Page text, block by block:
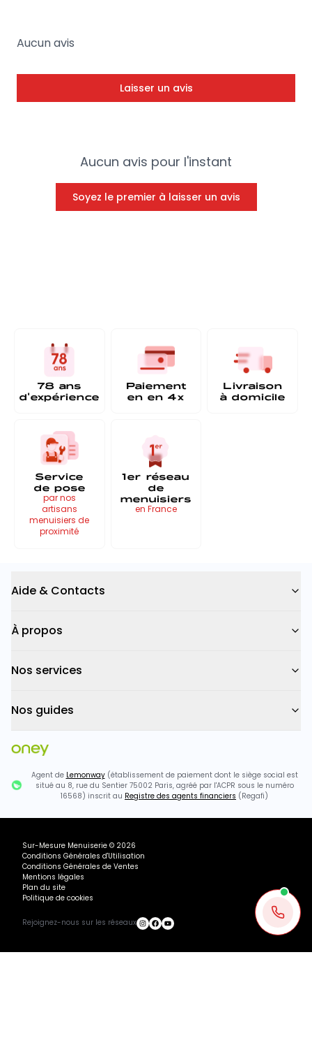
Aucun avis pour l'instant
Soyez le premier à laisser un avis
Aucun avis
Laisser un avis
78 ans
d'expérience
Paiement
en en 4x
Livraison
à domicile
Service
de pose
par nos
artisans
menuisiers de
proximité
1er réseau
de
menuisiers
en France
Aide & Contacts
À propos
Nos services
Nos guides
Agent de Lemonway(établissement de paiement dont le siège social est
situé au 8, rue du Sentier 75002 Paris, agréé par l'ACPR sous le numéro
16568) inscrit au Registre des agents financiers (Regafi)
Sur-Mesure Menuiserie © 2026
Conditions Générales d'Utilisation
Conditions Générales de Ventes
Mentions légales
Plan du site
Politique de cookies
Rejoignez-nous sur les réseaux